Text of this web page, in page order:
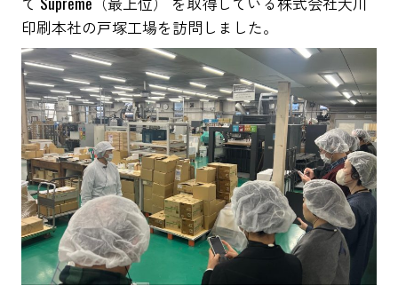
印刷本社の戸塚工場を訪問しました。